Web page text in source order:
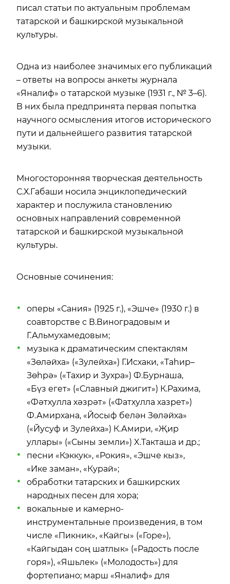
писал статьи по актуальным проблемам
татарской и башкирской музыкальной
культуры.
Одна из наиболее значимых его публикаций
– ответы на вопросы анкеты журнала
«Яналиф» о татарской музыке (1931 г., № 3–6).
В них была предпринята первая попытка
научного осмысления итогов исторического
пути и дальнейшего развития татарской
музыки.
Многосторонняя творческая деятельность
С.Х.Габаши носила энциклопедический
характер и послужила становлению
основных направлений современной
татарской и башкирской музыкальной
культуры.
Основные сочинения:
оперы «Сания» (1925 г.), «Эшче» (1930 г.) в
соавторстве с В.Виноградовым и
Г.Альмухамедовым;
музыка к драматическим спектаклям
«Зөләйха» («Зулейха») Г.Исхаки, «Таһир–
Зөһрә» («Тахир и Зухра») Ф.Бурнаша,
«Бүз егет» («Славный джигит») К.Рахима,
«Фәтхулла хәзрәт» («Фатхулла хазрет»)
Ф.Амирхана, «Йосыф белән Зөләйха»
(«Йусуф и Зулейха») К.Амири, «Җир
уллары» («Сыны земли») X.Такташа и др.;
песни «Кэккук», «Рокия», «Эшче кыз»,
«Ике заман», «Курай»;
обработки татарских и башкирских
народных песен для хора;
вокальные и камерно-
инструментальные произведения, в том
числе «Пикник», «Кайгы» («Горе»),
«Кайгыдан соң шатлык» («Радость после
горя»), «Яшьлек» («Молодость») для
фортепиано; марш «Яналиф» для